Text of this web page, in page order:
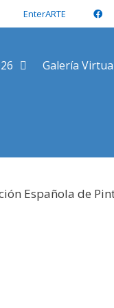
EnterARTE
Galería
Española de